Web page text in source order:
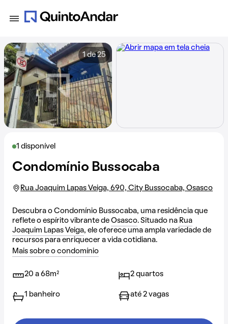
1 disponível
Condomínio Bussocaba
Rua Joaquim Lapas Veiga, 690, City Bussocaba, Osasco
Descubra o Condomínio Bussocaba, uma residência que
reflete o espírito vibrante de Osasco. Situado na Rua
Joaquim Lapas Veiga, ele oferece uma ampla variedade de
recursos para enriquecer a vida cotidiana.
Mais sobre o condomínio
20 a 68m² 2 quartos
1 banheiro até 2 vagas
1 de 25